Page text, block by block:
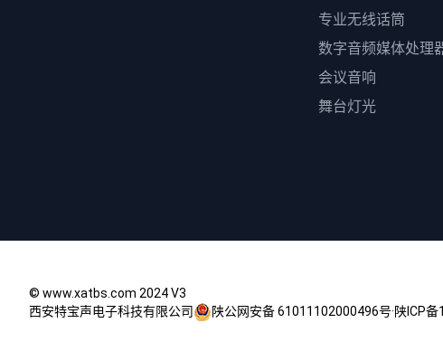
专业无线话筒
数字音频媒体处理
会议音响
舞台灯光
© www.xatbs.com 2024 V3
西安特宝声电子科技有限公司
陕公网安备 61011102000496号·陕ICP